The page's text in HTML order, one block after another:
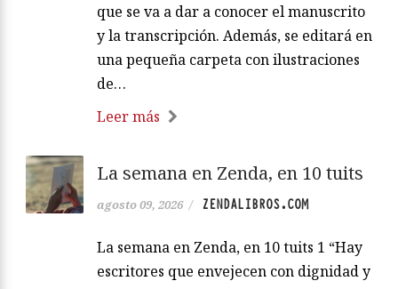
que se va a dar a conocer el manuscrito
y la transcripción. Además, se editará en
una pequeña carpeta con ilustraciones
de…
Leer más
La semana en Zenda, en 10 tuits
agosto 09, 2026 / ZENDALIBROS.COM
La semana en Zenda, en 10 tuits 1 “Hay
escritores que envejecen con dignidad y